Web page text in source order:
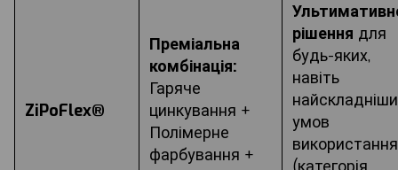
ZiPoFlex®
Преміальна
комбінація:
Гаряче
цинкування +
Полімерне
фарбування +
рішення для
будь-яких,
навіть
умов
використання